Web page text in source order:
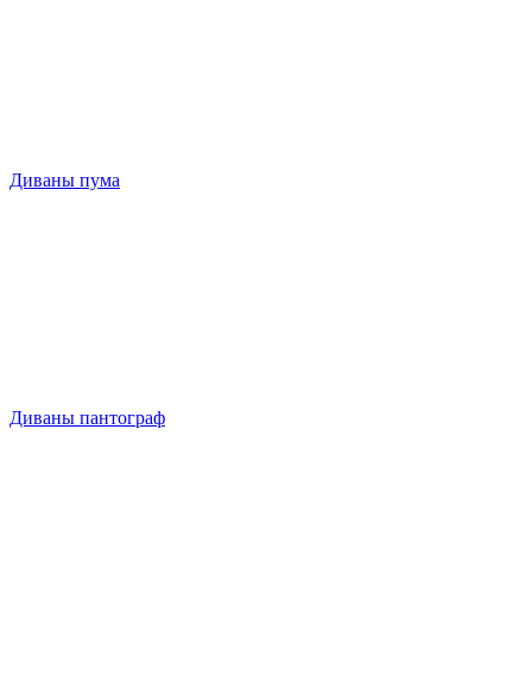
Диваны пума
Диваны пантограф